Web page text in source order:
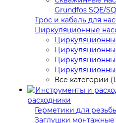
Grundfos SQE/SQ
Трос и кабель для
Циркуляционные
Все категории
расходники
Герметики для
Заглушки монтажные